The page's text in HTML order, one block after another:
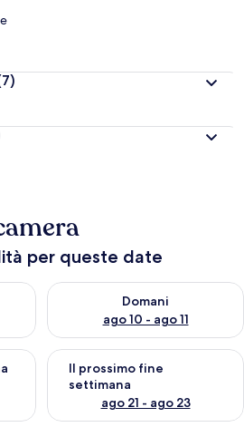
per queste date
questa sera, ago 9 - ago 10
Domani
ago 10 - ago 11
Verifica la disponibilità per
questo fine settimana, ago 14 -
Il prossimo fine
settimana
ago 21 - ago 23
Verifica la disponibilità per il